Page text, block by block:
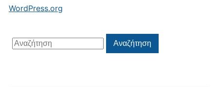
WordPress.org
Αναζήτηση
για:
Αναζήτηση